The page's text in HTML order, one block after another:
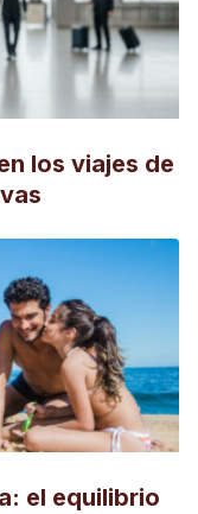
los viajes de
el equilibrio